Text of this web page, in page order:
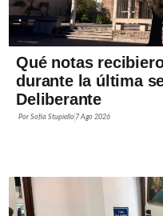
Qué notas
durante la última
Deliberante
PorSofía Stupiello 7 Ago 2026